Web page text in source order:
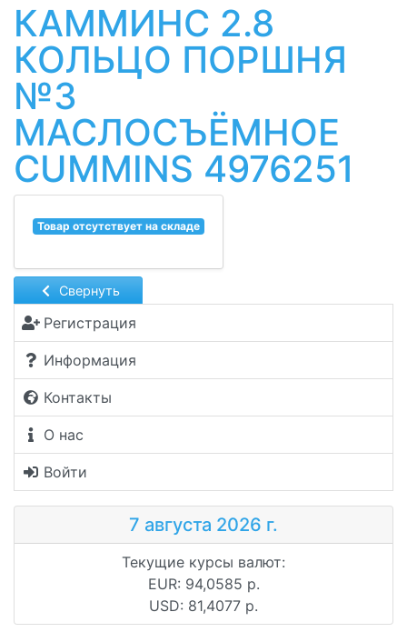
Свернуть
Регистрация
Информация
Контакты
О нас
Войти
7 августа 2026 г.
Текущие курсы валют:
EUR: 94,0585 р.
USD: 81,4077 р.
КАММИНС 2.8
КОЛЬЦО ПОРШНЯ
№3
МАСЛОСЪЁМНОЕ
CUMMINS 4976251
Товар отсутствует на складе